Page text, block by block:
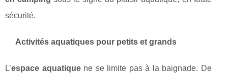
sécurité.
Activités aquatiques pour petits et grands
L’espace aquatiquene se limite pas à la baignade. De